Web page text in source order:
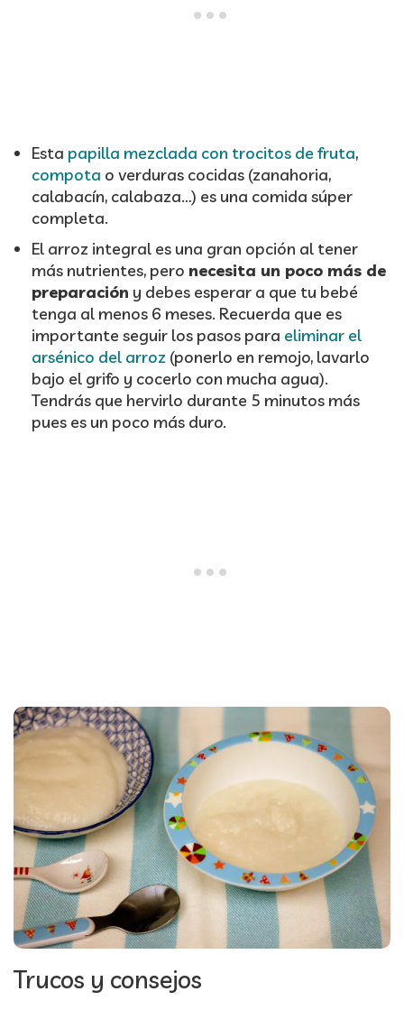
Esta papilla mezclada con trocitos de fruta,
compota o verduras cocidas (zanahoria,
calabacín, calabaza…) es una comida súper
completa.
El arroz integral es una gran opción al tener
más nutrientes, pero necesita un poco más de
preparación y debes esperar a que tu bebé
tenga al menos 6 meses. Recuerda que es
importante seguir los pasos para eliminar el
arsénico del arroz (ponerlo en remojo, lavarlo
bajo el grifo y cocerlo con mucha agua).
Tendrás que hervirlo durante 5 minutos más
pues es un poco más duro.
Trucos y consejos